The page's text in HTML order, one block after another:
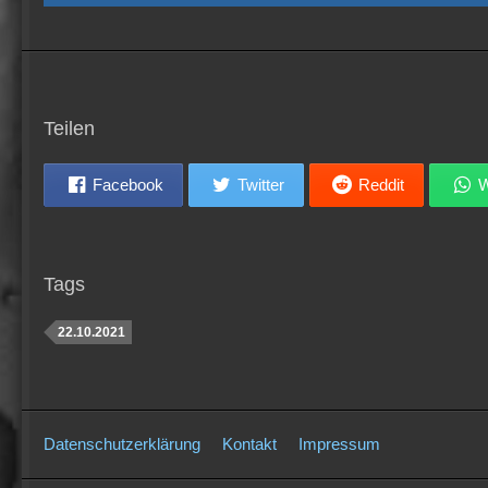
Teilen
Facebook Twitter Reddit
Tags
22.10.2021
Datenschutzerklärung Kontakt Impressum